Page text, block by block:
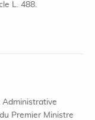
L. 488.
Administrative
Premier Ministre